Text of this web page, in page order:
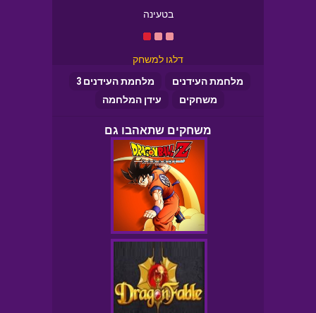
בטעינה
דלגו למשחק
מלחמת העידנים
מלחמת העידנים 3
משחקים
עידן המלחמה
משחקים שתאהבו גם